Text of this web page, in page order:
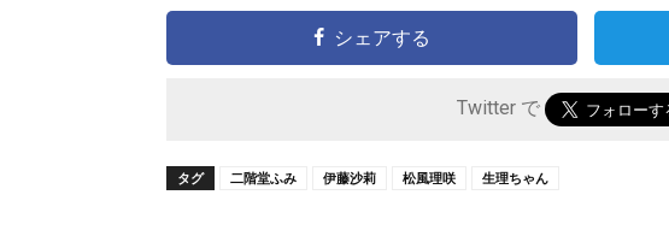
シェアする
Twitter で
タグ 二階堂ふみ 伊藤沙莉 松風理咲 生理ちゃん